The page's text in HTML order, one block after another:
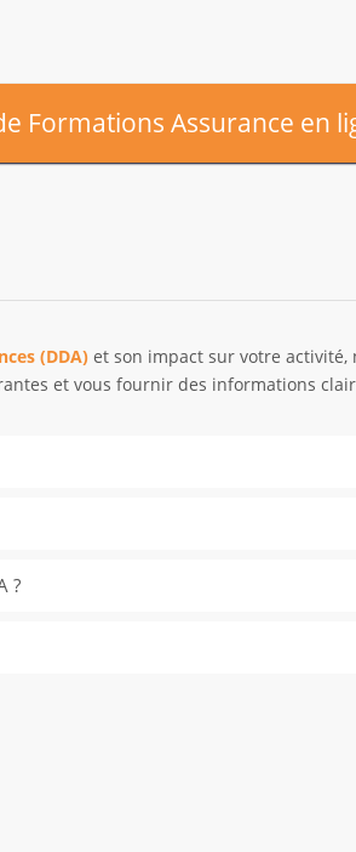
Formations Assurance en
(DDA) et son impact sur votre
et vous fournir des informations
?